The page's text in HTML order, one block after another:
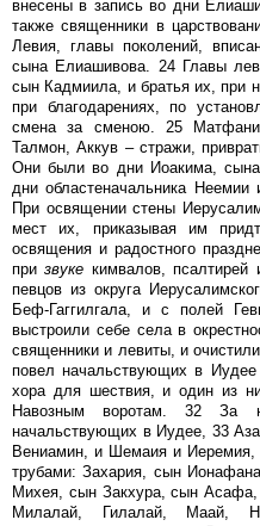
внесены в запись во дни
также священники в
Левия, главы поколений,
сына Елиашивова. 24 Главы
сын Кадмиила, и братья их, при
при благодарениях, по
смена за сменою. 25
Талмон, Аккув – стражи,
Они были во дни Иоакима,
дни областеначальника
При освящении стены
мест их, приказывая им
освящения и радостного
при звуке кимвалов,
певцов из округа
Беф-Гаггилгала, и с полей
выстроили себе села в
священники и левиты, и
повел начальствующих в
хора для шествия, и один из
Навозным воротам. 32 За
начальствующих в Иудее, 33
Вениамин, и Шемаия и Иеремия,
трубами: Захария, сын
Михея, сын Закхура, сын
Милалай, Гилалай, Маай,